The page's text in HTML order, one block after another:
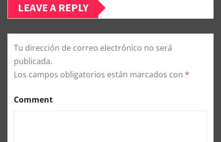
LEAVE A REPLY
Tu dirección de correo electrónico no será
publicada.
Los campos obligatorios están marcados con *
Comment